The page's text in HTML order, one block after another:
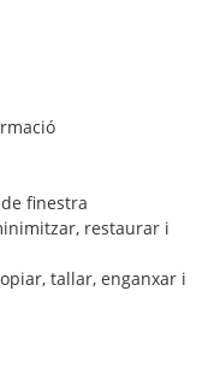
finestra
restaurar i
tallar, enganxar i